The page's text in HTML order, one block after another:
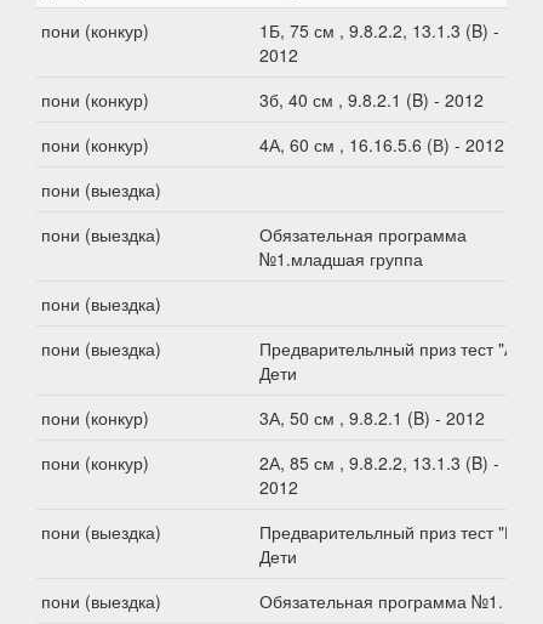
пони (конкур)
1Б, 75 см , 9.8.2.2, 13.1.3 (B) -
2012
пони (конкур)
3б, 40 см , 9.8.2.1 (B) - 2012
пони (конкур)
4А, 60 см , 16.16.5.6 (В) - 2012
пони (выездка)
пони (выездка)
Обязательная программа
№1.младшая группа
пони (выездка)
пони (выездка)
Предварительлный приз тест "А".
Дети
пони (конкур)
3А, 50 см , 9.8.2.1 (B) - 2012
пони (конкур)
2А, 85 см , 9.8.2.2, 13.1.3 (B) -
2012
пони (выездка)
Предварительлный приз тест "В".
Дети
пони (выездка)
Обязательная программа №1.